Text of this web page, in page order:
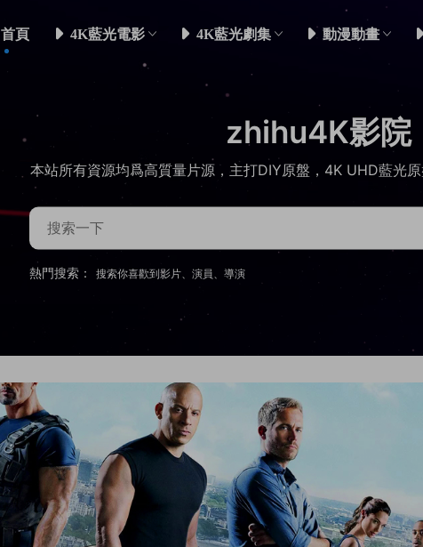
首頁 4K藍光電影 4K藍光劇集 動漫動畫
zhihu4K影院
本站所有資源均爲高質量片源，主打DIY原盤，4K UHD藍光
熱門搜索： 搜索你喜歡到影片、演員、導演